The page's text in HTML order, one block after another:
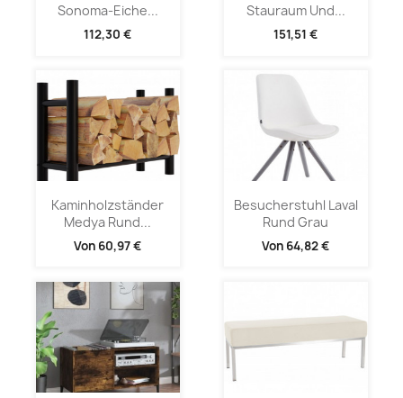
Sonoma-Eiche...
112,30 €
Stauraum Und...
151,51 €
Kaminholzständer
Medya Rund...
Von 60,97 €
Besucherstuhl Laval
Rund Grau
Von 64,82 €